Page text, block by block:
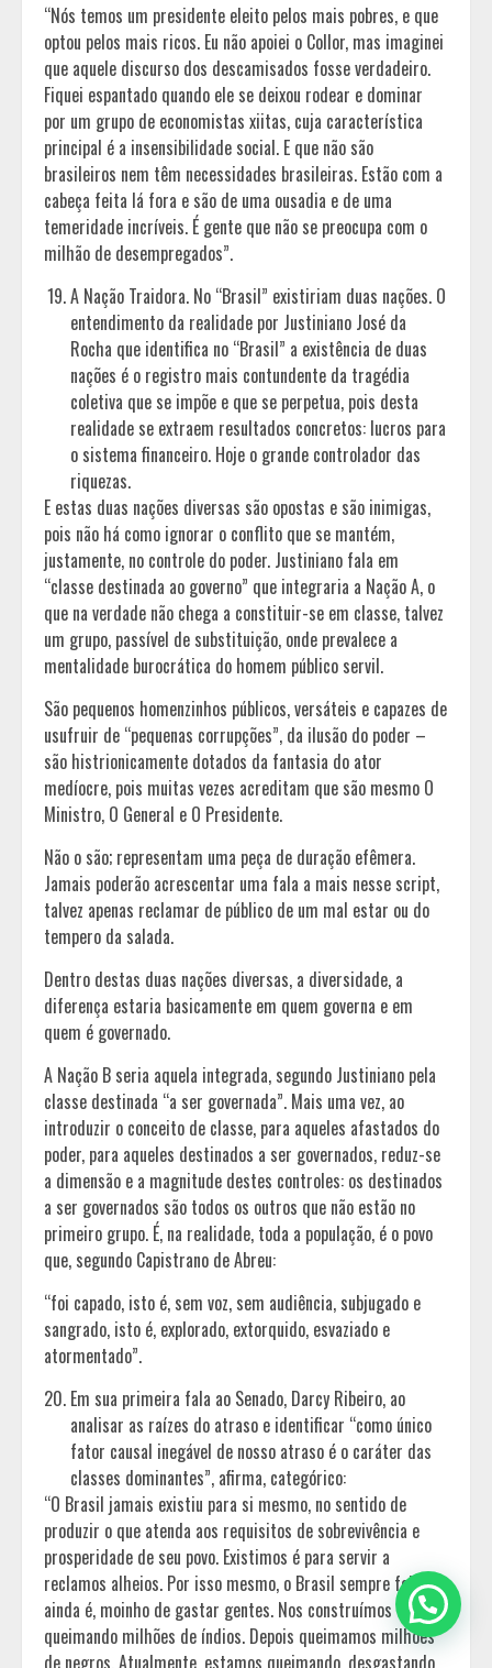
“Nós temos um presidente eleito pelos mais pobres, e que
optou pelos mais ricos. Eu não apoiei o Collor, mas imaginei
que aquele discurso dos descamisados fosse verdadeiro.
Fiquei espantado quando ele se deixou rodear e dominar
por um grupo de economistas xiitas, cuja característica
principal é a insensibilidade social. E que não são
brasileiros nem têm necessidades brasileiras. Estão com a
cabeça feita lá fora e são de uma ousadia e de uma
temeridade incríveis. É gente que não se preocupa com o
milhão de desempregados”.
A Nação Traidora. No “Brasil” existiriam duas nações. O
entendimento da realidade por Justiniano José da
Rocha que identifica no “Brasil” a existência de duas
nações é o registro mais contundente da tragédia
coletiva que se impõe e que se perpetua, pois desta
realidade se extraem resultados concretos: lucros para
o sistema financeiro. Hoje o grande controlador das
riquezas.
E estas duas nações diversas são opostas e são inimigas,
pois não há como ignorar o conflito que se mantém,
justamente, no controle do poder. Justiniano fala em
“classe destinada ao governo” que integraria a Nação A, o
que na verdade não chega a constituir-se em classe, talvez
um grupo, passível de substituição, onde prevalece a
mentalidade burocrática do homem público servil.
São pequenos homenzinhos públicos, versáteis e capazes de
usufruir de “pequenas corrupções”, da ilusão do poder –
são histrionicamente dotados da fantasia do ator
medíocre, pois muitas vezes acreditam que são mesmo O
Ministro, O General e O Presidente.
Não o são; representam uma peça de duração efêmera.
Jamais poderão acrescentar uma fala a mais nesse script,
talvez apenas reclamar de público de um mal estar ou do
tempero da salada.
Dentro destas duas nações diversas, a diversidade, a
diferença estaria basicamente em quem governa e em
quem é governado.
A Nação B seria aquela integrada, segundo Justiniano pela
classe destinada “a ser governada”. Mais uma vez, ao
introduzir o conceito de classe, para aqueles afastados do
poder, para aqueles destinados a ser governados, reduz-se
a dimensão e a magnitude destes controles: os destinados
a ser governados são todos os outros que não estão no
primeiro grupo. É, na realidade, toda a população, é o povo
que, segundo Capistrano de Abreu:
“foi capado, isto é, sem voz, sem audiência, subjugado e
sangrado, isto é, explorado, extorquido, esvaziado e
atormentado”.
Em sua primeira fala ao Senado, Darcy Ribeiro, ao
analisar as raízes do atraso e identificar “como único
fator causal inegável de nosso atraso é o caráter das
classes dominantes”, afirma, categórico:
“O Brasil jamais existiu para si mesmo, no sentido de
produzir o que atenda aos requisitos de sobrevivência e
prosperidade de seu povo. Existimos é para servir a
reclamos alheios. Por isso mesmo, o Brasil sempre foi,
ainda é, moinho de gastar gentes. Nos construímos
queimando milhões de índios. Depois queimamos milhões
de negros. Atualmente, estamos queimando, desgastando